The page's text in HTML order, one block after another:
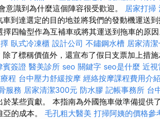
意識到為什麼這個陣容很受歡迎。
居家打掃
車到達選定的目的地並將我們的發動機運送
四輪型作為互補車或將其運送到拖車的原因
臥式冷凍櫃 設計公司 不鏽鋼水槽 居家清
除了標稱價值外，還宣布了假日支票加上措
賓簽證 醫美診所 seo 關鍵字 seo是什麼 近視
程 台中壓力舒緩按摩 經絡按摩課程費用介紹
服務 居家清潔300元 防水膠 記帳事務所 台
某些貢獻。 本指南為外國拖車做準備提供
的成本。 毛孔粗大醫美 打掃阿姨的價格參